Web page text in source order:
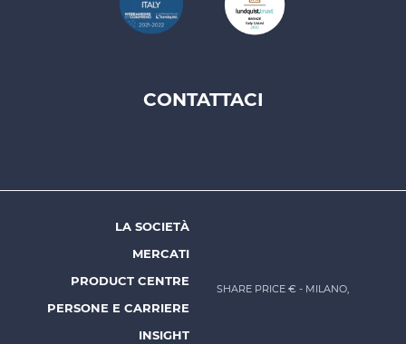
Prysmian
CONTATTACI
Footer
menu
-
Prysmian
LA SOCIETÀ
MERCATI
PRODUCT CENTRE
PERSONE E CARRIERE
INSIGHT
SHARE PRICE € - MILANO,